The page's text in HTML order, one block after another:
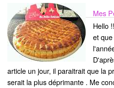
Mes
Hello
et
article un jour, il paraitrait que la
serait la plus déprimante . Me